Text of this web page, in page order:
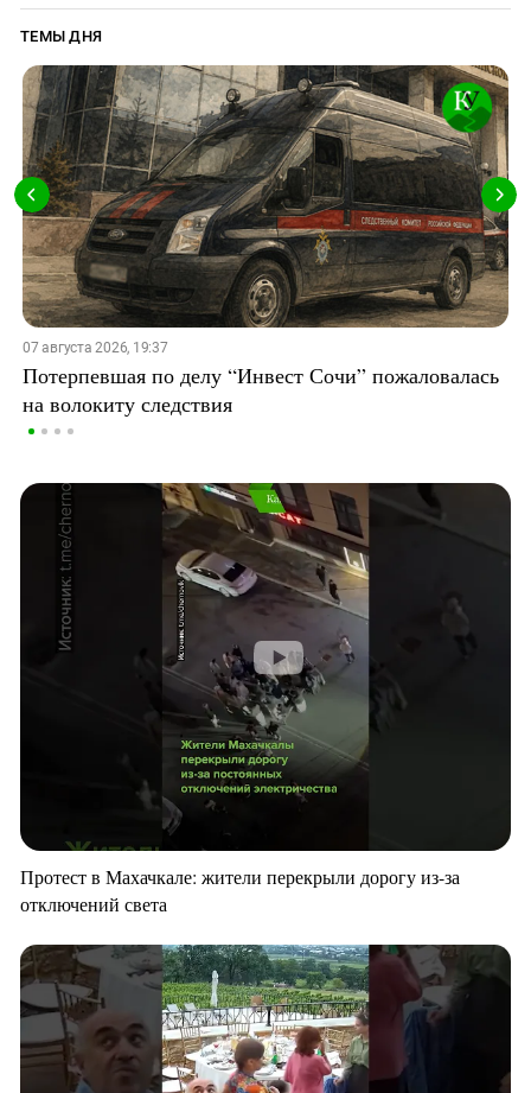
ТЕМЫ ДНЯ
07 августа 2026, 19:37
Потерпевшая по делу “Инвест Сочи” пожаловалась
на волокиту следствия
Протест в Махачкале: жители перекрыли дорогу из-за
отключений света